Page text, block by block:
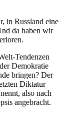
in Russland eine
da haben wir
Tendenzen
Demokratie
bringen? Der
Diktatur
also nach
angebracht.